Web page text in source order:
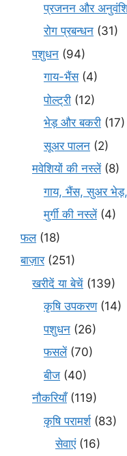
प्रजनन और
रोग प्रबन्धन (31)
पशुधन (94)
गाय-भैंस(4)
पोल्ट्री (12)
भेड़ और बकरी (17)
सूअर पालन (2)
मवेशियों की नस्लें(8)
गाय, भैंस, सुअर
मुर्गी की नस्लें(4)
फल(18)
बाज़ार(251)
खरीदें या बेचें (139)
कृषि उपकरण(14)
पशुधन (26)
फसलें(70)
बीज (40)
नौकरियाँ(119)
कृषि परामर्श(83)
सेवाएं(16)